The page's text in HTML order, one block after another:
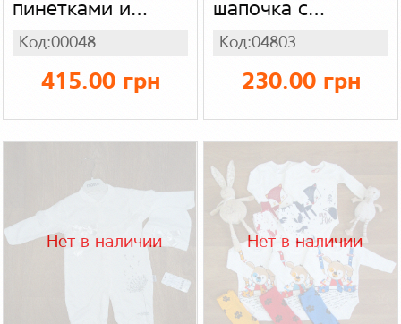
пинетками и
повязкой
Код:00048
415.00 грн
шапочка с
рисунком
турецкий,
интерлок
Код:04803
230.00 грн
Нет в наличии Нет в наличии